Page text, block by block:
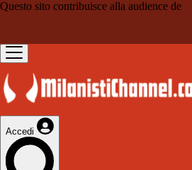
Questo sito contribuisce alla audience de
Accedi